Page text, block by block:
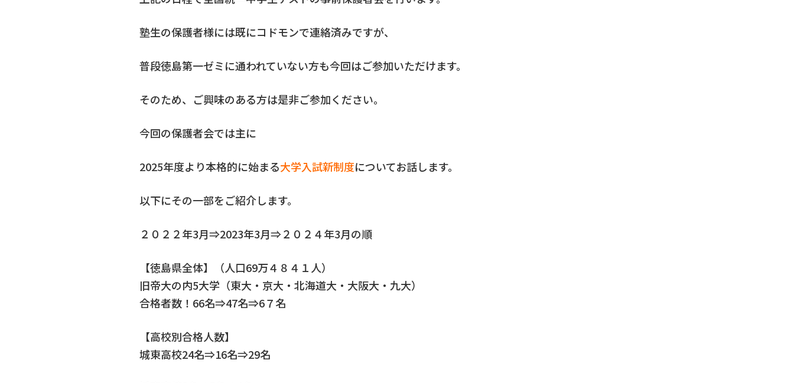
塾生の保護者様には既にコドモンで連絡済みですが、
普段徳島第一ゼミに通われていない方も今回はご参加いただけます。
そのため、ご興味のある方は是非ご参加ください。
今回の保護者会では主に
2025年度より本格的に始まる大学入試新制度についてお話します。
以下にその一部をご紹介します。
２０２２年3月⇒2023年3月⇒２０２４年3月の順
【徳島県全体】（人口69万４８４１人）
旧帝大の内5大学（東大・京大・北海道大・大阪大・九大）
合格者数！66名⇒47名⇒6７名
【高校別合格人数】
城東高校24名⇒16名⇒29名